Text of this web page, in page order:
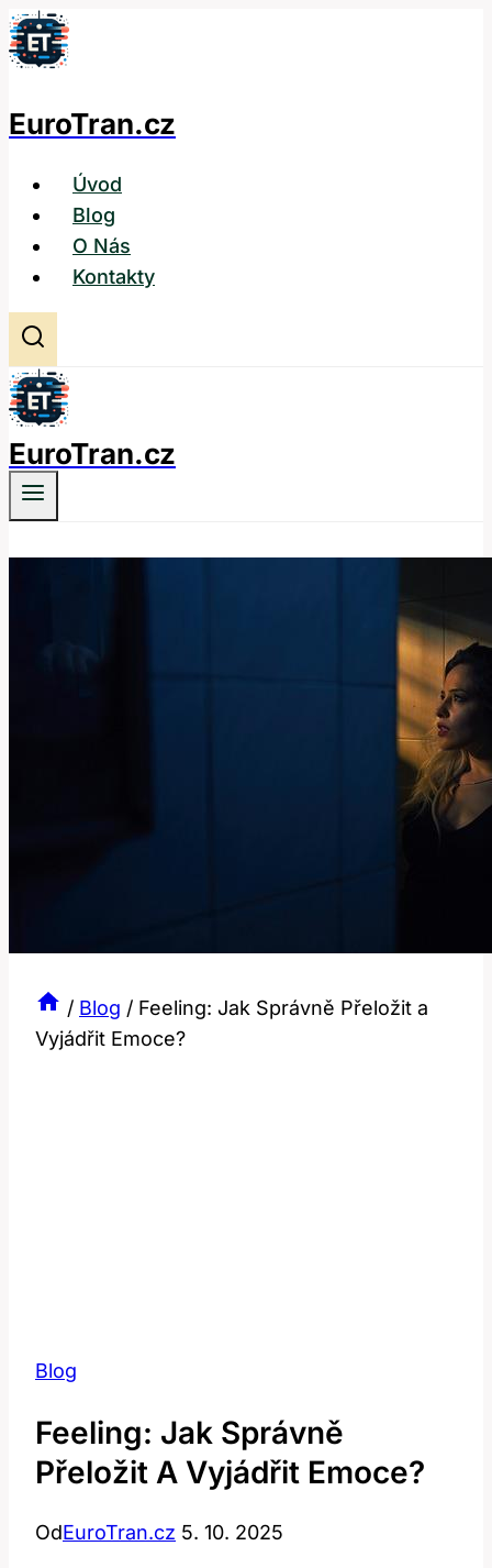
Přeskočit
na
EuroTran.cz
Úvod
Blog
O Nás
Kontakty
EuroTran.cz
/ Blog / Feeling: Jak Správně Přeložit a
Vyjádřit Emoce?
Blog
Feeling: Jak Správně
Přeložit A Vyjádřit Emoce?
OdEuroTran.cz 5. 10. 2025